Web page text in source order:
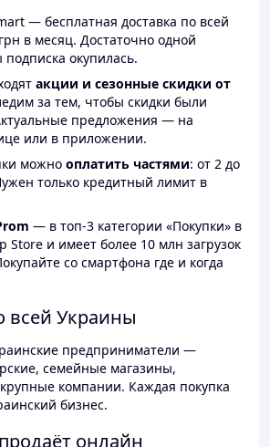
— бесплатная доставка по всей
в месяц. Достаточно одной
окупилась.
акции и сезонные скидки от
за тем, чтобы скидки были
предложения — на
или в приложении.
можно оплатить частями: от 2 до
только кредитный лимит в
— в топ-3 категории «Покупки» в
Store и имеет более 10 млн загрузок
со смартфона где и когда
всей Украины
предприниматели —
семейные магазины,
компании. Каждая покупка
бизнес.
онлайн